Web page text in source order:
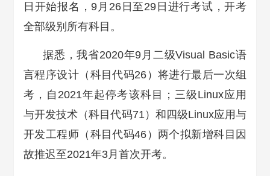
日开始报名，9月26日至29日进行考试，开考
全部级别所有科目。
据悉，我省2020年9月二级Visual Basic语
言程序设计（科目代码26）将进行最后一次组
考，自2021年起停考该科目；三级Linux应用
与开发技术（科目代码71）和四级Linux应用与
开发工程师（科目代码46）两个拟新增科目因
故推迟至2021年3月首次开考。